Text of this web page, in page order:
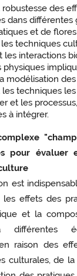
des
dans différentes
et de
techniques
les interactions
physiques
modélisation
les techniques
et les
à intégrer.
pour évaluer
est
effets des
et la
différentes
raison des
culturales, de